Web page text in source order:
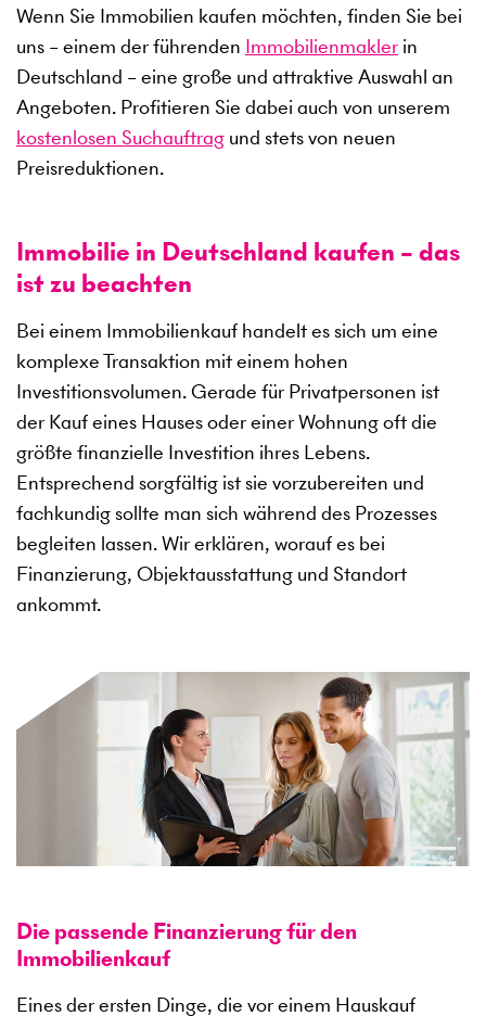
Wenn Sie Immobilien kaufen möchten, finden Sie bei
uns – einem der führenden Immobilienmakler in
Deutschland – eine große und attraktive Auswahl an
Angeboten. Profitieren Sie dabei auch von unserem
kostenlosen Suchauftrag und stets von neuen
Preisreduktionen.
Immobilie in Deutschland kaufen – das
ist zu beachten
Bei einem Immobilienkauf handelt es sich um eine
komplexe Transaktion mit einem hohen
Investitionsvolumen. Gerade für Privatpersonen ist
der Kauf eines Hauses oder einer Wohnung oft die
größte finanzielle Investition ihres Lebens.
Entsprechend sorgfältig ist sie vorzubereiten und
fachkundig sollte man sich während des Prozesses
begleiten lassen. Wir erklären, worauf es bei
Finanzierung, Objektausstattung und Standort
ankommt.
Die passende Finanzierung für den
Immobilienkauf
Eines der ersten Dinge, die vor einem Hauskauf